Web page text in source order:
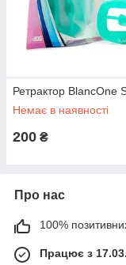
Ретрактор BlancOne
Немає в наявності
200 ₴
Про нас
100%
Працює з